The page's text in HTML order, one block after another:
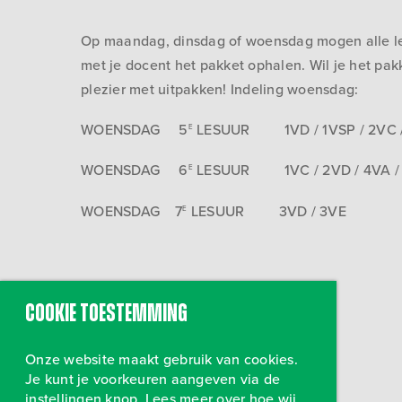
Op maandag, dinsdag of woensdag mogen alle
met je docent het pakket ophalen. Wil je het
plezier met uitpakken! Indeling woensdag:
WOENSDAG 5E LESUUR 1VD / 1VSP / 2VC
WOENSDAG 6E LESUUR 1VC / 2VD / 4VA /
WOENSDAG 7E LESUUR 3VD / 3VE
Cookie toestemming
Onze website maakt gebruik van cookies.
Je kunt je voorkeuren aangeven via de